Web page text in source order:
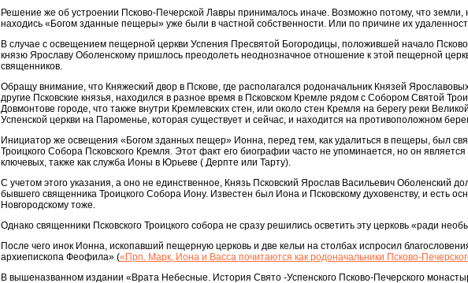
Решение же об устроении Псково-Печерской Лавры принималось иначе. Возможно потому, что земли,
находись «Богом зданные пещеры» уже были в частной собственности. Или по причине их
В случае с освещением пещерной церкви Успения Пресвятой Богородицы, положившей начало
князю Ярославу Оболенскому пришлось преодолеть неоднозначное отношение к этой пещерной
священников.
Обращу внимание, что Княжеский двор в Пскове, где располагался родоначальник Князей
другие Псковские князья, находился в разное время в Псковском Кремле рядом с Собором Святой
Довмонтове городе, что также внутри Кремлевских стен, или около стен Кремля на берегу реки
Успенской церкви на Пароменье, которая существует и сейчас, и находится на противоположном
Инициатор же освещения «Богом зданных пещер» Ионна, перед тем, как удалиться в пещеры, был
Троицкого Собора Псковского Кремля. Этот факт его биографии часто не упоминается, но он
ключевых, также как служба Ионы в Юрьеве ( Дерпте или Тарту).
С учетом этого указания, а оно не единственное, Князь Псковский Ярослав Васильевич Оболенский
бывшего священника Троицкого Собора Иону. Известен был Иона и Псковскому духовенству, и есть
Новгородскому тоже.
Однако священники Псковского Троицкого собора не сразу решились осветить эту церковь «ради
После чего инок Ионна, ископавший пещерную церковь и две кельи на столбах испросил
архиепископа Феофила» («Прп. Марк, Иона и Васса почитаются как родоначальники Псково-
В вышеназванном издании «Врата Небесные. История Свято -Успенского Псково-Печерского